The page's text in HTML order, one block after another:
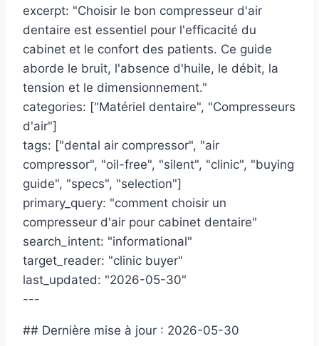
excerpt: "Choisir le bon compresseur d'air
dentaire est essentiel pour l'efficacité du
cabinet et le confort des patients. Ce guide
aborde le bruit, l'absence d'huile, le débit, la
tension et le dimensionnement."
categories: ["Matériel dentaire", "Compresseurs
d'air"]
tags: ["dental air compressor", "air
compressor", "oil-free", "silent", "clinic", "buying
guide", "specs", "selection"]
primary_query: "comment choisir un
compresseur d'air pour cabinet dentaire"
search_intent: "informational"
target_reader: "clinic buyer"
last_updated: "2026-05-30"
---
## Dernière mise à jour : 2026-05-30